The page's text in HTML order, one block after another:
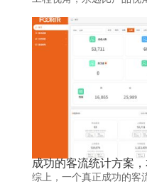
成功的客流统计方案，
综上，一个真正成功的客